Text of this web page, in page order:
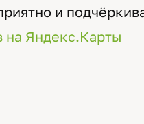
и
альбомов на
красивый дизайн….
на Яндекс.Карты